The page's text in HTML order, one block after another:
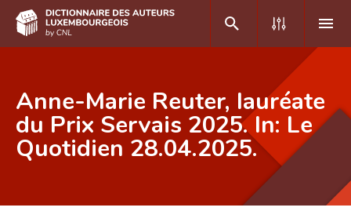
DE FR
Accueil
Anne-Marie Reuter, lauréate
du Prix Servais 2025. In: Le
Quotidien 28.04.2025.